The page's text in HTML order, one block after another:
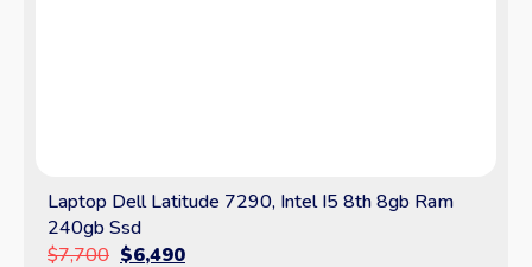
Laptop Dell Latitude 7290, Intel I5 8th 8gb Ram
240gb Ssd
$7,700 $6,490